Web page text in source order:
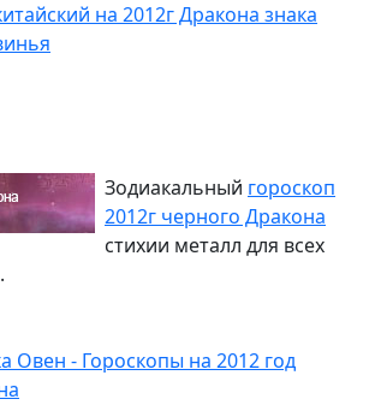
на 2012г Дракона знака
Зодиакальный гороскоп
2012г черного Дракона
стихии металл для всех
Овен - Гороскопы на 2012 год